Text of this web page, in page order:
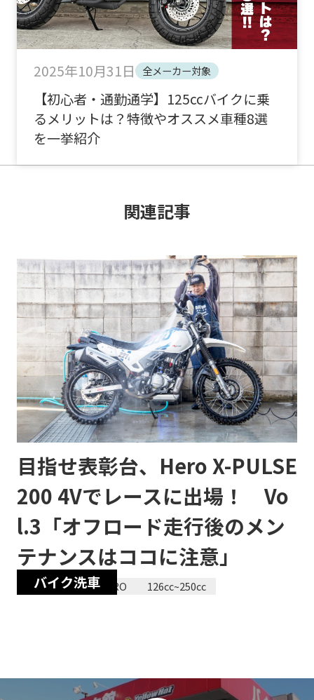
2025年10月31日 全メーカー対象
【初心者・通勤通学】125ccバイクに乗
るメリットは？特徴やオススメ車種8選
を一挙紹介
関連記事
バイク洗車
目指せ表彰台、Hero X-PULSE
200 4Vでレースに出場！ Vo
l.3「オフロード走行後のメン
テナンスはココに注意」
2023/04/13 HERO 126cc~250cc